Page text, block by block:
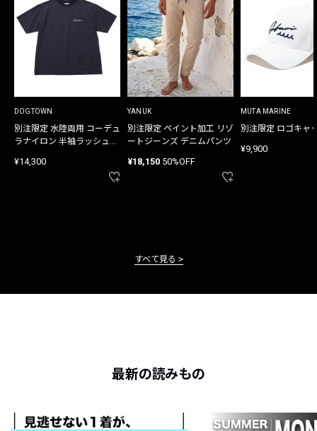
DOGTOWN
別注限定 水陸両用 コーデュ
ラナイロン 半袖ラッシュガ
¥14,300
YANUK
別注限定 ペイント加工 リゾ
ートジーンズ デニムパンツ
¥18,150 50%OFF
MUTA MARINE
別注限定 ロゴキャ
¥9,900
すべて見る
最新の読みもの